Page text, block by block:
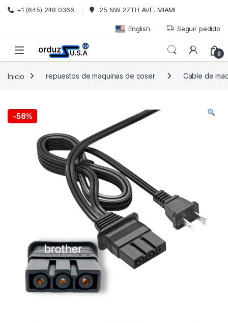
Saltar a la navegación
Ir al contenido
+1 (645) 248 0366 25 NW 27TH AVE, MIAMI
English Seguir pedido
0
Inicio repuestos de maquinas de coser Cable de
-58%